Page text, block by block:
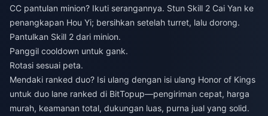
CC pantulan minion? Ikuti serangannya. Stun Skill 2 Cai Yan ke
penangkapan Hou Yi; bersihkan setelah turret, lalu dorong.
Pantulkan Skill 2 dari minion.
Panggil cooldown untuk gank.
Rotasi sesuai peta.
Mendaki ranked duo? Isi ulang dengan isi ulang Honor of Kings
untuk duo lane ranked di BitTopup—pengiriman cepat, harga
murah, keamanan total, dukungan luas, purna jual yang solid.